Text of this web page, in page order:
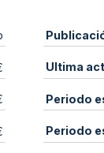
Ultima
Periodo
Periodo